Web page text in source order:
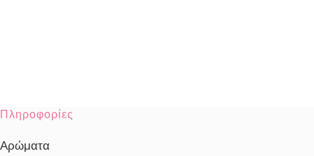
Πληροφορίες
Αρώματα